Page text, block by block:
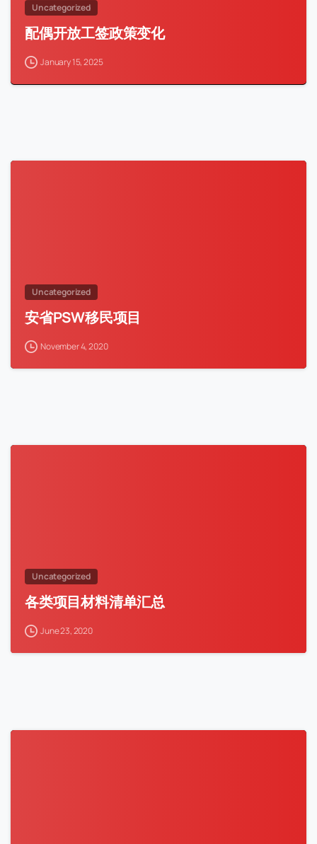
Uncategorized
配偶开放工签政策变化
January 15, 2025
Uncategorized
安省PSW移民项目
November 4, 2020
Uncategorized
各类项目材料清单汇总
June 23, 2020